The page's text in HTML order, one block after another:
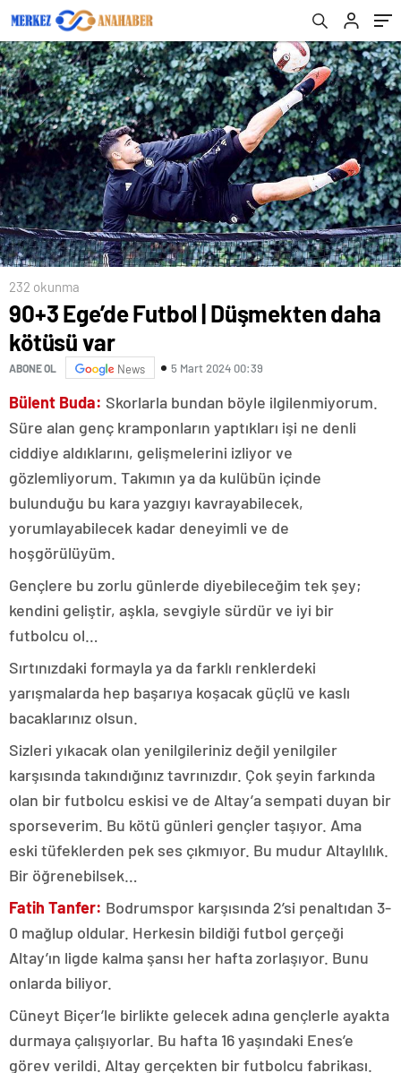
232 okunma
90+3 Ege’de Futbol | Düşmekten daha
kötüsü var
ABONE OL News 5 Mart 2024 00:39
Bülent Buda: Skorlarla bundan böyle ilgilenmiyorum.
Süre alan genç kramponların yaptıkları işi ne denli
ciddiye aldıklarını, gelişmelerini izliyor ve
gözlemliyorum. Takımın ya da kulübün içinde
bulunduğu bu kara yazgıyı kavrayabilecek,
yorumlayabilecek kadar deneyimli ve de
hoşgörülüyüm.
Gençlere bu zorlu günlerde diyebileceğim tek şey;
kendini geliştir, aşkla, sevgiyle sürdür ve iyi bir
futbolcu ol…
Sırtınızdaki formayla ya da farklı renklerdeki
yarışmalarda hep başarıya koşacak güçlü ve kaslı
bacaklarınız olsun.
Sizleri yıkacak olan yenilgileriniz değil yenilgiler
karşısında takındığınız tavrınızdır. Çok şeyin farkında
olan bir futbolcu eskisi ve de Altay’a sempati duyan bir
sporseverim. Bu kötü günleri gençler taşıyor. Ama
eski tüfeklerden pek ses çıkmıyor. Bu mudur Altaylılık.
Bir öğrenebilsek…
Fatih Tanfer: Bodrumspor karşısında 2’si penaltıdan 3-
0 mağlup oldular. Herkesin bildiği futbol gerçeği
Altay’ın ligde kalma şansı her hafta zorlaşıyor. Bunu
onlarda biliyor.
Cüneyt Biçer’le birlikte gelecek adına gençlerle ayakta
durmaya çalışıyorlar. Bu hafta 16 yaşındaki Enes’e
görev verildi. Altay gerçekten bir futbolcu fabrikası.